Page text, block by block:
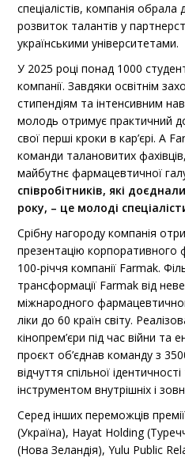
спеціалістів, компанія
розвиток талантів у
українськими університетами.
У 2025 році понад 1000
компанії. Завдяки освітнім
стипендіям та інтенсивним
молодь отримує практичний
свої перші кроки в кар’єрі. А
команди талановитих
майбутнє фармацевтичної
співробітників, які
року, – це молоді
Срібну нагороду компанія
презентацію корпоративного
100-річчя компанії Farmak.
трансформації Farmak від
міжнародного
ліки до 60 країн світу.
кінопрем’єри під час війни та
проєкт об’єднав команду з
відчуття спільної
інструментом внутрішніх і
Серед інших переможців
(Україна), Hayat Holding
(Нова Зеландія), Yulu Public